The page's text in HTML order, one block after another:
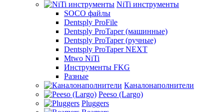
NiTi инструменты
SOCO файлы
Dentsply ProFile
Dentsply ProTaper (машинные)
Dentsply ProTaper (ручные)
Dentsply ProTaper NEXT
Mtwo NiTi
Инструменты FKG
Разные
Каналонаполнители
Peeso (Largo)
Pluggers